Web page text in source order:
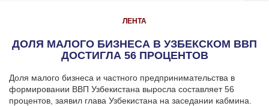
ЛЕНТА
ДОЛЯ МАЛОГО БИЗНЕСА В УЗБЕКСКОМ ВВП
ДОСТИГЛА 56 ПРОЦЕНТОВ
Доля малого бизнеса и частного предпринимательства в
формировании ВВП Узбекистана выросла составляет 56
процентов, заявил глава Узбекистана на заседании кабмина.